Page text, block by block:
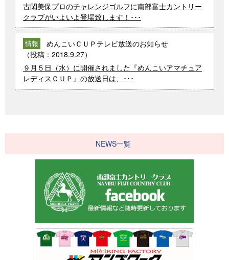
古閑美保プロのチャレンジゴルフに南部富士カントリー
クラブがいよいよ登場致します！･･･
情報
めんこいＣＵＰテレビ放送のお知らせ
（投稿： 2018.9.27）
９月５日（水）に開催されました『めんこいアマチュア
レディスＣＵＰ』の放送日は、･･･
NEWS一覧